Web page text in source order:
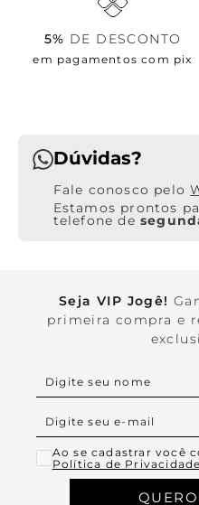
5% DE DESCONTO
em pagamentos com pix
Dúvidas?
Estamos prontos
telefone de
Seja VIP Jogê!
primeira compra e
Ao se cadastrar você
Política de